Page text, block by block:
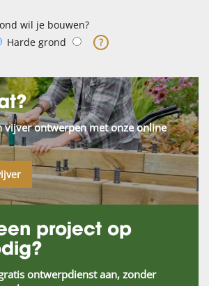
wil je bouwen?
Harde grond ?
vijver ontwerpen met onze online
project op
ontwerpdienst aan, zonder